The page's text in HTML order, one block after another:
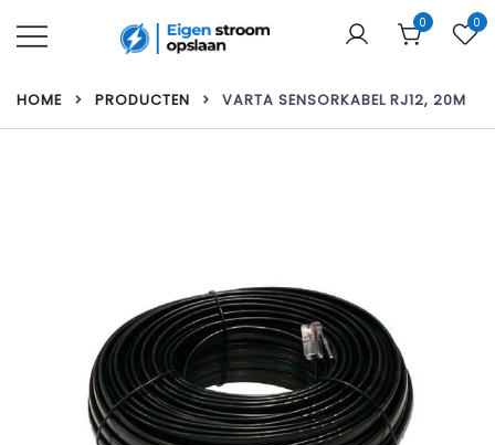
naar
inhoud
zonnepanelen!
0 0
HOME PRODUCTEN VARTA SENSORKABEL RJ12, 20M